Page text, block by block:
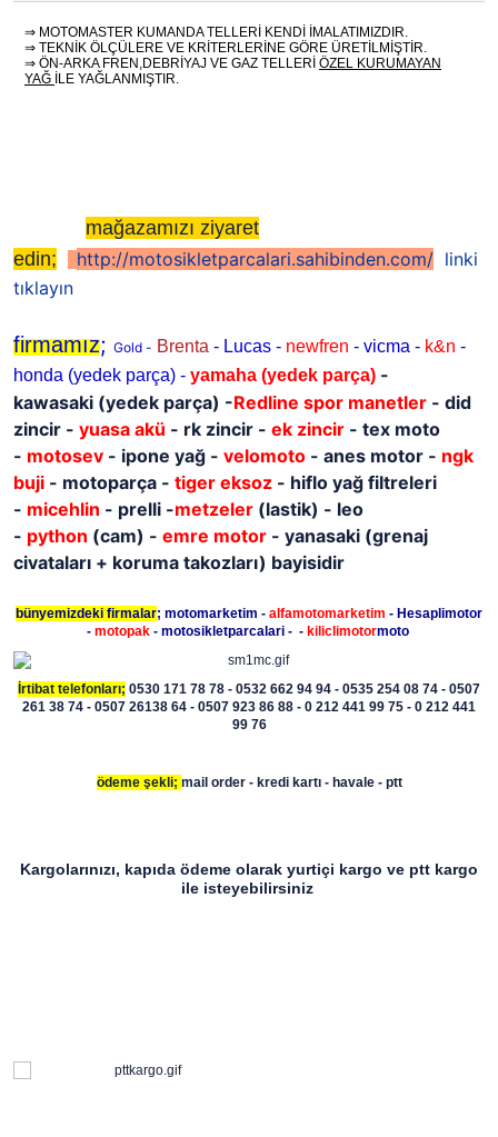
⇒ MOTOMASTER KUMANDA TELLERİ KENDİ İMALATIMIZDIR.
⇒ TEKNİK ÖLÇÜLERE VE KRİTERLERİNE GÖRE ÜRETİLMİŞTİR.
⇒ ÖN-ARKA FREN,DEBRİYAJ VE GAZ TELLERİ ÖZEL KURUMAYAN
YAĞ İLE YAĞLANMIŞTIR.
mağazamızı ziyaret
edin;
http://motosikletparcalari.sahibinden.com/ linki
tıklayın
firmamız; Gold - Brenta - Lucas - newfren - vicma - k&n -
honda (yedek parça) - yamaha (yedek parça) -
kawasaki (yedek parça) -Redline spor manetler - did
zincir - yuasa akü - rk zincir - ek zincir - tex moto
- motosev - ipone yağ - velomoto - anes motor - ngk
buji - motoparça - tiger eksoz - hiflo yağ filtreleri
- micehlin - prelli -metzeler (lastik) - leo
- python (cam) - emre motor - yanasaki (grenaj
civataları + koruma takozları) bayisidir
bünyemizdeki firmalar; motomarketim - alfamotomarketim - Hesaplimotor
- motopak- motosikletparcalari - - kiliclimotormoto
İrtibat telefonları; 0530 171 78 78 - 0532 662 94 94 - 0535 254 08 74 - 0507
261 38 74 - 0507 26138 64 - 0507 923 86 88 - 0 212 441 99 75 - 0 212 441
99 76
ödeme şekli; mail order - kredi kartı - havale - ptt
Kargolarınızı, kapıda ödeme olarak yurtiçi kargo ve ptt kargo
ile isteyebilirsiniz